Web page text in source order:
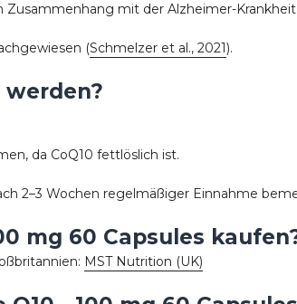
Zusammenhang mit der Alzheimer-
(Schmelzer et al., 2021).
werden?
da CoQ10 fettlöslich ist.
2–3 Wochen regelmäßiger Einnahme
mg 60 Capsules
MST Nutrition (UK)